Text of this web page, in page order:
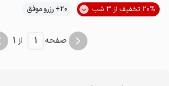
20% تخفیف از 3 شب
20+ رزرو موفق
صفحه 1 از 1